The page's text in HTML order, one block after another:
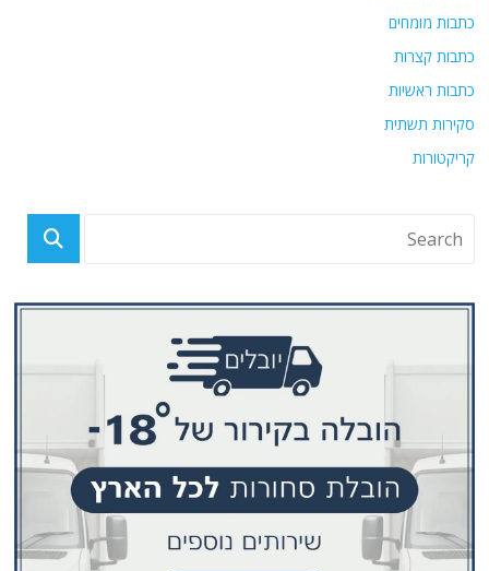
כתבות מומחים
כתבות קצרות
כתבות ראשיות
סקירות תשתית
קריקטורות